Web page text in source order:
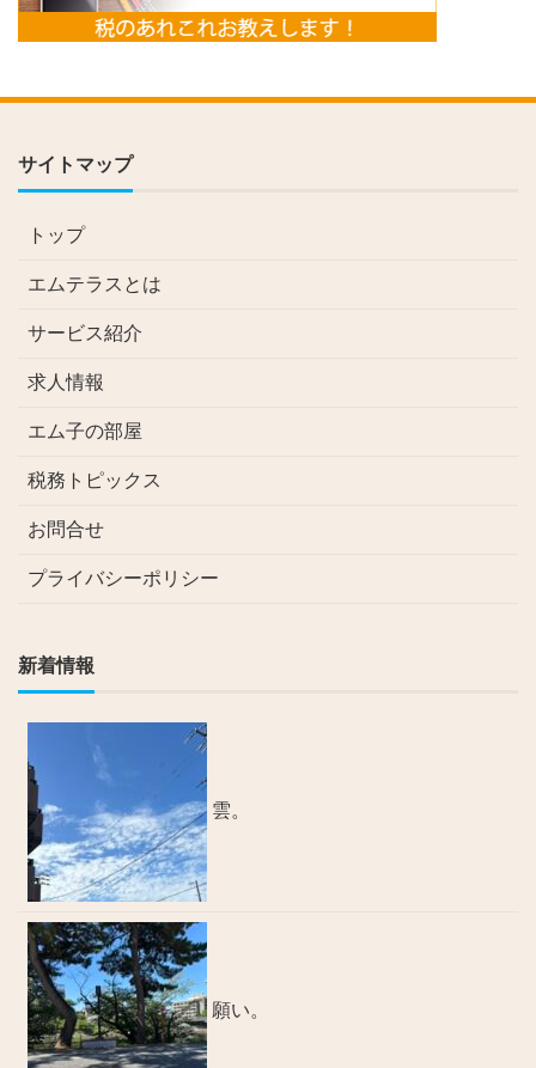
サイトマップ
トップ
エムテラスとは
サービス紹介
求人情報
エム子の部屋
税務トピックス
お問合せ
プライバシーポリシー
新着情報
雲。
願い。